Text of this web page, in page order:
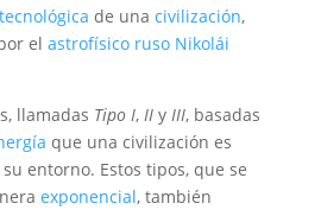
tecnológica de una civilización,
el astrofísico ruso Nikolái
llamadas Tipo I, IIy III, basadas
que una civilización es
entorno. Estos tipos, que se
exponencial, también